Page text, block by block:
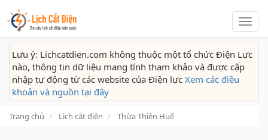
Lịch
cắt
Lưu ý: Lichcatdien.com không thuộc một tổ chức Điện Lực
nào, thông tin dữ liệu mang tính tham khảo và được cập
nhập tự động từ các website của Điện lực Xem các điều
khoản và nguồn tại đây
Trang chủ Lịch cắt điện Thừa Thiên Huế